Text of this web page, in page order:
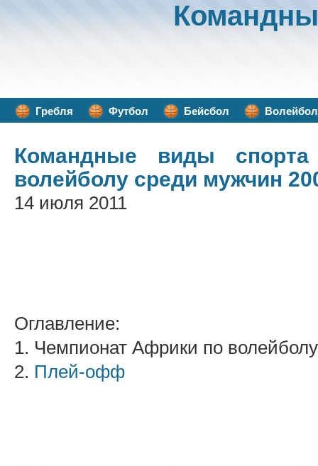
Гребля Футбол Бейсбол Волейбол
Командные виды спорта
волейболу среди мужчин
14 июля 2011
Оглавление:
1. Чемпионат Африки по
2. Плей-офф